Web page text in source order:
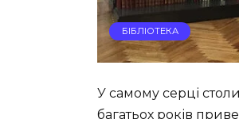
БІБЛІОТЕКА
У самому серці
багатьох років